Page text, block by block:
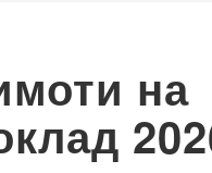
на